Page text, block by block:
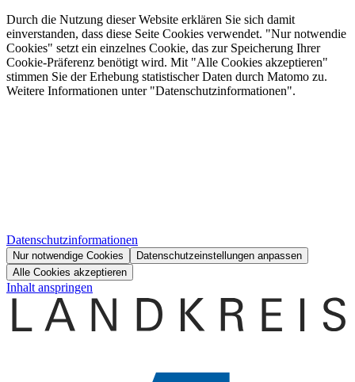
Durch die Nutzung dieser Website erklären Sie sich damit
einverstanden, dass diese Seite Cookies verwendet. "Nur notwendie
Cookies" setzt ein einzelnes Cookie, das zur Speicherung Ihrer
Cookie-Präferenz benötigt wird. Mit "Alle Cookies akzeptieren"
stimmen Sie der Erhebung statistischer Daten durch Matomo zu.
Weitere Informationen unter "Datenschutzinformationen".
Datenschutzinformationen
Nur notwendige Cookies
Datenschutzeinstellungen anpassen
Alle Cookies akzeptieren
Inhalt anspringen